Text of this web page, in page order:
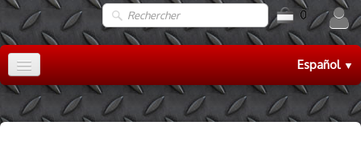
0
Español▼
Accueil
TRAIN HO▼